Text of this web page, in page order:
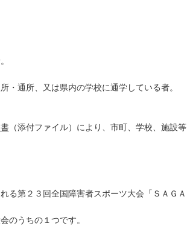
・通所、又は県内の学校に通学している者。
（添付ファイル）により、市町、学校、施設等
る第２３回全国障害者スポーツ大会「ＳＡＧＡ
のうちの１つです。